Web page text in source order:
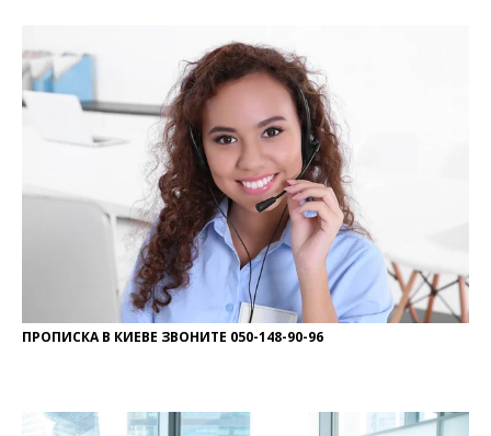
ПРОПИСКА В КИЕВЕ ЗВОНИТЕ 050-148-90-96